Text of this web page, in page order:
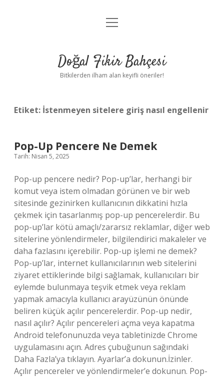
Anasayfa
Yasal Uyarı
menüyü
Doğal Fikir Bahçesi
Bitkilerden ilham alan keyifli öneriler!
Etiket: İstenmeyen sitelere giriş nasıl engellenir
Pop-Up Pencere Ne Demek
Tarih: Nisan 5, 2025
Pop-up pencere nedir? Pop-up’lar, herhangi bir
komut veya istem olmadan görünen ve bir web
sitesinde gezinirken kullanıcının dikkatini hızla
çekmek için tasarlanmış pop-up pencerelerdir. Bu
pop-up’lar kötü amaçlı/zararsız reklamlar, diğer web
sitelerine yönlendirmeler, bilgilendirici makaleler ve
daha fazlasını içerebilir. Pop-up işlemi ne demek?
Pop-up’lar, internet kullanıcılarının web sitelerini
ziyaret ettiklerinde bilgi sağlamak, kullanıcıları bir
eylemde bulunmaya teşvik etmek veya reklam
yapmak amacıyla kullanıcı arayüzünün önünde
beliren küçük açılır pencerelerdir. Pop-up nedir,
nasıl açılır? Açılır pencereleri açma veya kapatma
Android telefonunuzda veya tabletinizde Chrome
uygulamasını açın. Adres çubuğunun sağındaki
Daha Fazla’ya tıklayın. Ayarlar’a dokunun.İzinler.
Açılır pencereler ve yönlendirmeler’e dokunun. Pop-